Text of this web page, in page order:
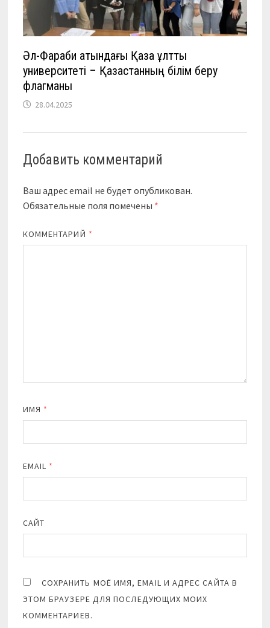
Әл-Фараби атындағы Қазақ ұлттық
университеті – Қазақстанның білім беру
флагманы
28.04.2025
Добавить комментарий
Ваш адрес email не будет опубликован.
Обязательные поля помечены *
КОММЕНТАРИЙ *
ИМЯ *
EMAIL *
САЙТ
СОХРАНИТЬ МОЁ ИМЯ, EMAIL И АДРЕС САЙТА В
ЭТОМ БРАУЗЕРЕ ДЛЯ ПОСЛЕДУЮЩИХ МОИХ
КОММЕНТАРИЕВ.